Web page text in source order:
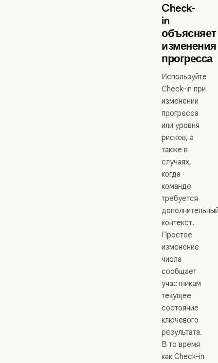
Check-
in
объясняет
изменения
прогресса
Используйте
Check-in при
изменении
прогресса
или уровня
рисков, а
также в
случаях,
когда
команде
требуется
контекст.
Простое
изменение
числа
сообщает
участникам
текущее
состояние
ключевого
результата.
В то время
как Check-in